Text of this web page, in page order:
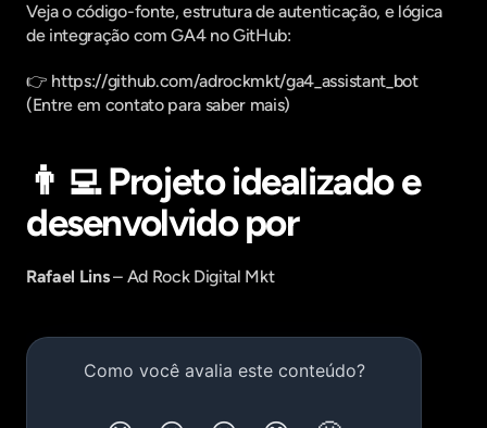
Veja o código-fonte, estrutura de autenticação, e lógica
de integração com GA4 no GitHub:
👉 https://github.com/adrockmkt/ga4_assistant_bot
(Entre em contato para saber mais)
👨‍💻 Projeto idealizado e
desenvolvido por
Rafael Lins – Ad Rock Digital Mkt